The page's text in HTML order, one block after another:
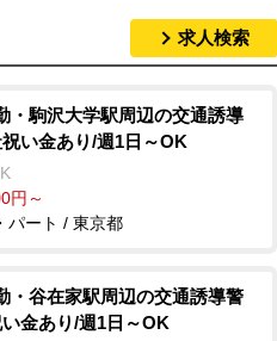
求人検索
・駒沢大学駅周辺の交通誘導
い金あり/週1日～OK
円～
パート / 東京都
・谷在家駅周辺の交通誘導警
金あり/週1日～OK